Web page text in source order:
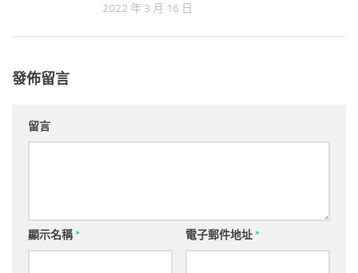
2022 年 3 月 16 日
發佈留言
留言
顯示名稱* 電子郵件地址*